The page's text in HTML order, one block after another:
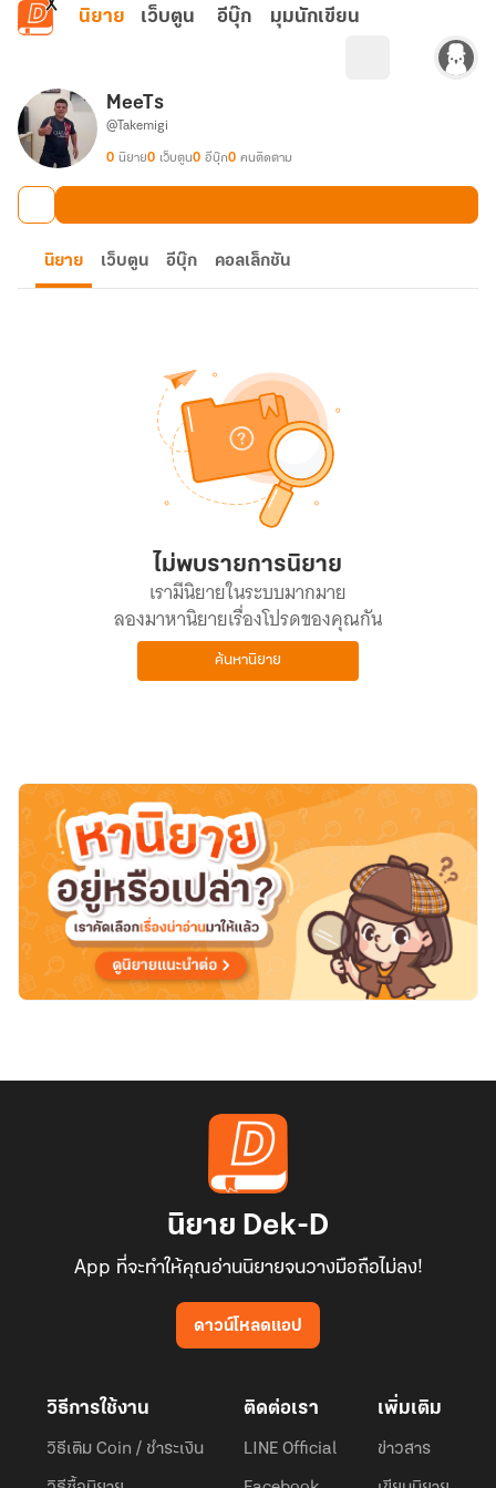
ข้ามไปยังเนื้อหาหลัก
นิยาย เว็บตูน อีบุ๊ก มุมนักเขียน
MeeTs
@Takemigi
0 นิยาย0 เว็บตูน0 อีบุ๊ก0 คนติดตาม
นิยาย เว็บตูน อีบุ๊ก คอลเล็กชัน
ไม่พบรายการนิยาย
เรามีนิยายในระบบมากมาย
ลองมาหานิยายเรื่องโปรดของคุณกัน
ค้นหานิยาย
นิยาย Dek-D
App ที่จะทำให้คุณอ่านนิยายจนวางมือถือไม่ลง!
ดาวน์โหลดแอป
วิธีการใช้งาน
วิธีเติม Coin / ชำระเงิน
ติดต่อเรา
LINE Official
เพิ่มเติม
ข่าวสาร